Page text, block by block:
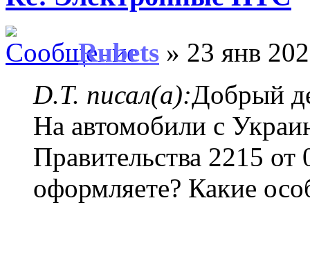
Rubets » 23 янв
D.T. писал(а):Добрый
На автомобили с
Правительства 2215
оформляете? Какие